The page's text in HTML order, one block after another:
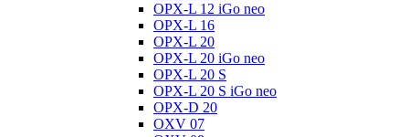
OPX-L 12 iGo neo
OPX-L 16
OPX-L 20
OPX-L 20 iGo neo
OPX-L 20 S
OPX-L 20 S iGo neo
OPX-D 20
OXV 07